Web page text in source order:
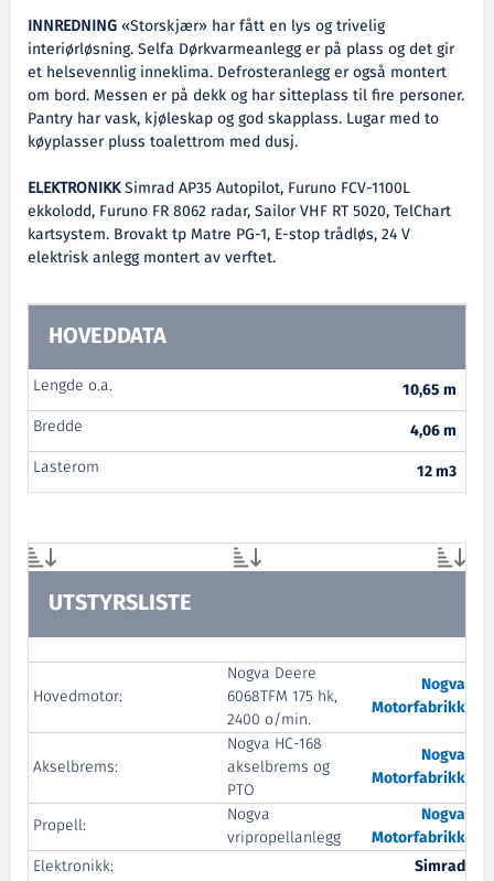
INNREDNING«Storskjær» har fått en lys og trivelig
interiørløsning. Selfa Dørkvarmeanlegg er på plass og det gir
et helsevennlig inneklima. Defrosteranlegg er også montert
om bord. Messen er på dekk og har sitteplass til fire personer.
Pantry har vask, kjøleskap og god skapplass. Lugar med to
køyplasser pluss toalettrom med dusj.
ELEKTRONIKKSimrad AP35 Autopilot, Furuno FCV-1100L
ekkolodd, Furuno FR 8062 radar, Sailor VHF RT 5020, TelChart
kartsystem. Brovakt tp Matre PG-1, E-stop trådløs, 24 V
elektrisk anlegg montert av verftet.
HOVEDDATA
Lengde o.a.
10,65 m
Bredde
4,06 m
Lasterom
12 m3
UTSTYRSLISTE
Hovedmotor:
Nogva Deere
6068TFM 175 hk,
2400 o/min.
Nogva
Motorfabrikk
Akselbrems:
Nogva HC-168
akselbrems og
PTO
Nogva
Motorfabrikk
Propell:
Nogva
vripropellanlegg
Nogva
Motorfabrikk
Elektronikk:
Simrad